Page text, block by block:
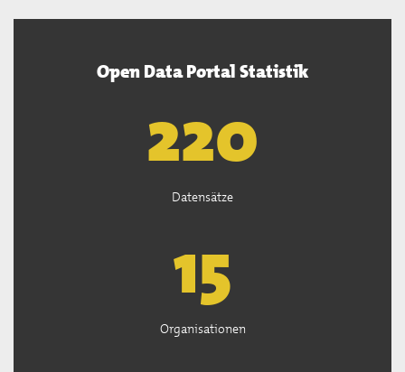
Open Data Portal Statistik
222
Datensätze
15
Organisationen